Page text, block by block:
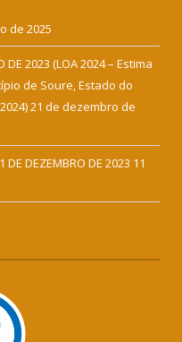
de 2025
DE 2023 (LOA 2024 – Estima
de Soure, Estado do
21 de dezembro de
DE DEZEMBRO DE 2023 11